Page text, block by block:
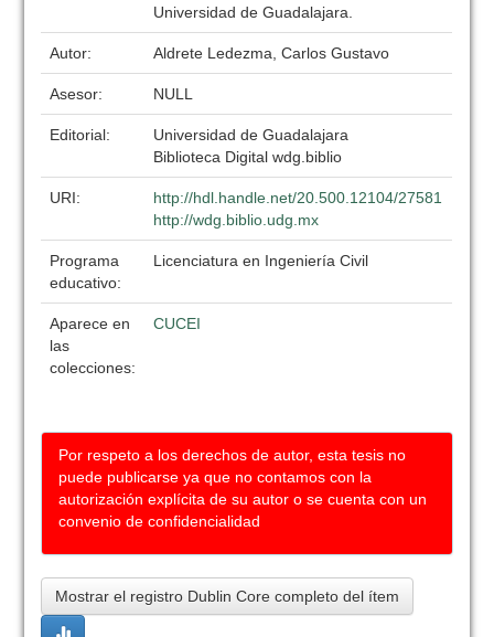
Universidad de Guadalajara.
Autor: Aldrete Ledezma, Carlos Gustavo
Asesor: NULL
Editorial:
Universidad de Guadalajara
Biblioteca Digital wdg.biblio
URI:
http://hdl.handle.net/20.500.12104/27581
http://wdg.biblio.udg.mx
Programa
educativo:
Licenciatura en Ingeniería Civil
Aparece en
las
colecciones:
CUCEI
Por respeto a los derechos de autor, esta tesis no
puede publicarse ya que no contamos con la
autorización explícita de su autor o se cuenta con un
convenio de confidencialidad
Mostrar el registro Dublin Core completo del ítem